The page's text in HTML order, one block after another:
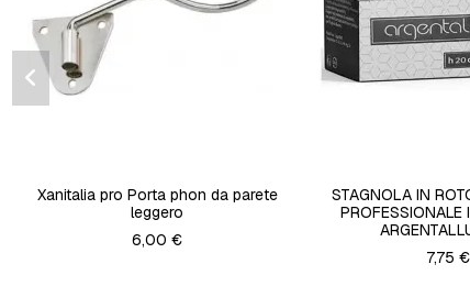
Xanitalia pro Porta phon da parete
leggero
6,00 €
STAGNOLA IN
PROFESSIONALE
7,75 €